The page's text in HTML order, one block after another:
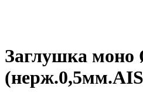
Заглушка моно